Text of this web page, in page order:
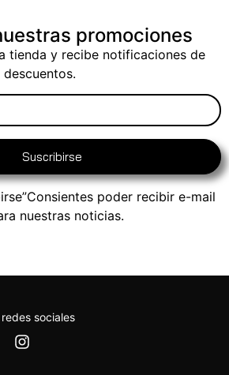
promociones
tienda y recibe notificaciones de
Suscribirse
poder recibir e-mail
nuestras noticias.
sociales